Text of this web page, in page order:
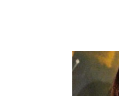
小
車
還
有